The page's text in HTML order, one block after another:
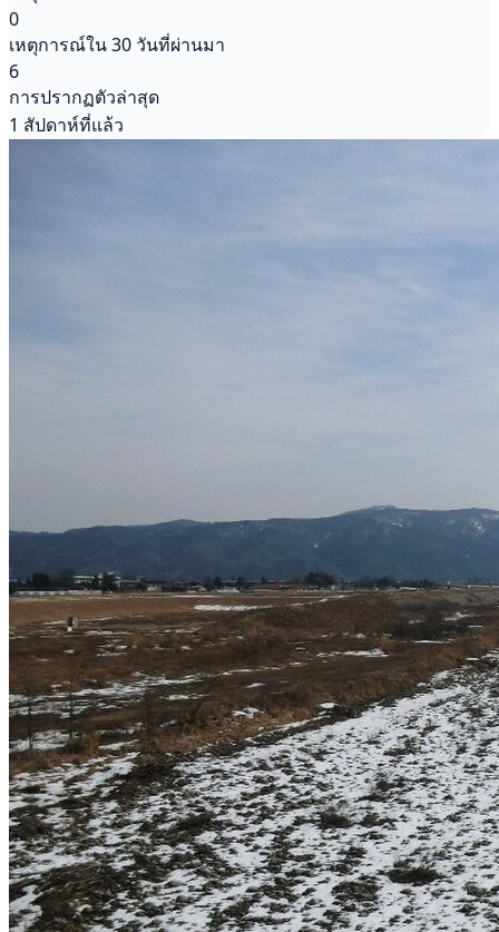
0
เหตุการณ์ใน 30 วันที่ผ่านมา
6
การปรากฏตัวล่าสุด
1 สัปดาห์ที่แล้ว